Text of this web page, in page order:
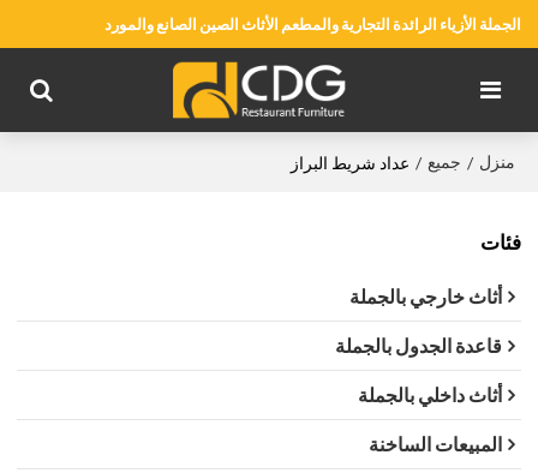
الجملة الأزياء الرائدة التجارية والمطعم الأثاث الصين الصانع والمورد
منزل / جميع / عداد شريط البراز
فئات
أثاث خارجي بالجملة
قاعدة الجدول بالجملة
أثاث داخلي بالجملة
المبيعات الساخنة